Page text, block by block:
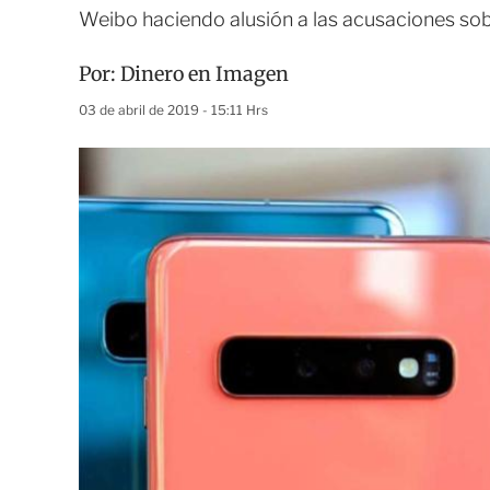
Weibo haciendo alusión a las acusaciones
Por: Dinero en Imagen
03 de abril de 2019 - 15:11 Hrs